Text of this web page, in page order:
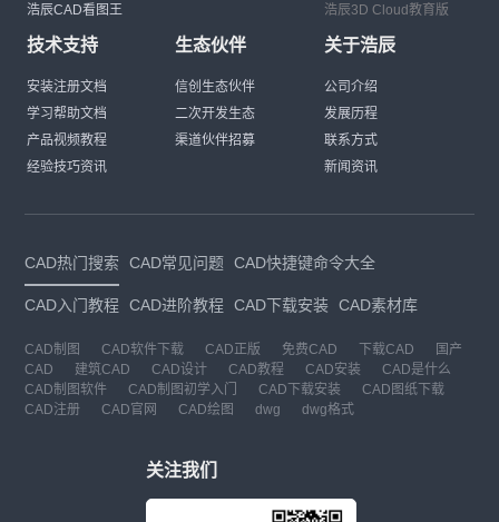
浩辰CAD看图王
浩辰3D Cloud教育版
技术支持
安装注册文档
学习帮助文档
产品视频教程
经验技巧资讯
生态伙伴
信创生态伙伴
二次开发生态
渠道伙伴招募
关于浩辰
公司介绍
发展历程
联系方式
新闻资讯
CAD热门搜索 CAD常见问题 CAD快捷键命令大全
CAD入门教程 CAD进阶教程 CAD下载安装 CAD素材库
CAD制图 CAD软件下载 CAD正版 免费CAD 下载CAD
国产
CAD
建筑CAD CAD设计 CAD教程 CAD安装
CAD是什么
CAD制图软件
CAD制图初学入门 CAD下载安装
CAD图纸下载
CAD注册
CAD官网 CAD绘图 dwg dwg格式
关注我们